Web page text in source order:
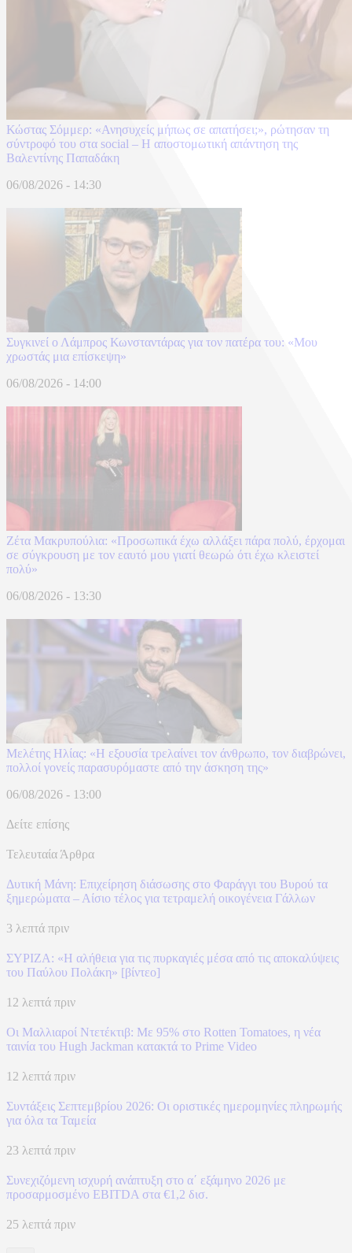
Κώστας Σόμμερ: «Ανησυχείς μήπως σε απατήσει;», ρώτησαν τη
σύντροφό του στα social – Η αποστομωτική απάντηση της
Βαλεντίνης Παπαδάκη
06/08/2026 - 14:30
Συγκινεί ο Λάμπρος Κωνσταντάρας για τον πατέρα του: «Μου
χρωστάς μια επίσκεψη»
06/08/2026 - 14:00
Ζέτα Μακρυπούλια: «Προσωπικά έχω αλλάξει πάρα πολύ, έρχομαι
σε σύγκρουση με τον εαυτό μου γιατί θεωρώ ότι έχω κλειστεί
πολύ»
06/08/2026 - 13:30
Μελέτης Ηλίας: «Η εξουσία τρελαίνει τον άνθρωπο, τον διαβρώνει,
πολλοί γονείς παρασυρόμαστε από την άσκηση της»
06/08/2026 - 13:00
Δείτε επίσης
Τελευταία Άρθρα
Δυτική Μάνη: Επιχείρηση διάσωσης στο Φαράγγι του Βυρού τα
ξημερώματα – Αίσιο τέλος για τετραμελή οικογένεια Γάλλων
3 λεπτά πριν
ΣΥΡΙΖΑ: «Η αλήθεια για τις πυρκαγιές μέσα από τις αποκαλύψεις
του Παύλου Πολάκη» [βίντεο]
12 λεπτά πριν
Οι Μαλλιαροί Ντετέκτιβ: Με 95% στο Rotten Tomatoes, η νέα
ταινία του Hugh Jackman κατακτά το Prime Video
12 λεπτά πριν
Συντάξεις Σεπτεμβρίου 2026: Οι οριστικές ημερομηνίες πληρωμής
για όλα τα Ταμεία
23 λεπτά πριν
Συνεχιζόμενη ισχυρή ανάπτυξη στο α΄ εξάμηνο 2026 με
προσαρμοσμένο EBITDA στα €1,2 δισ.
25 λεπτά πριν